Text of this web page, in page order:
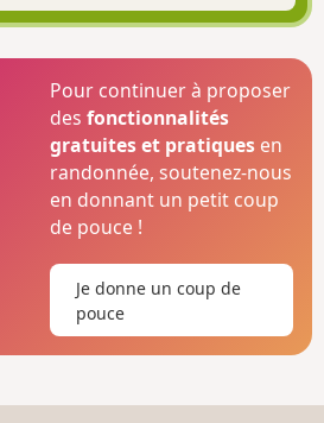
Pour continuer à proposer
desfonctionnalités
gratuites et pratiques en
randonnée, soutenez-nous
en donnant un petit coup
de pouce !
Je donne un coup de
pouce